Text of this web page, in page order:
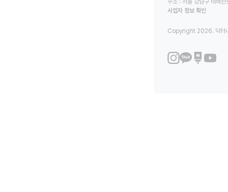
주소 : 서울 강남구 테헤
사업자 정보 확인
Copyright 2026. 닥터